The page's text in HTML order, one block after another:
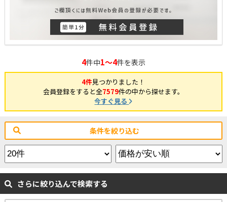
4件中1～4件を表示
4件見つかりました！
会員登録をすると全7579件の中から探せます。
今すぐ見る
条件を絞り込む
さらに絞り込んで検索する